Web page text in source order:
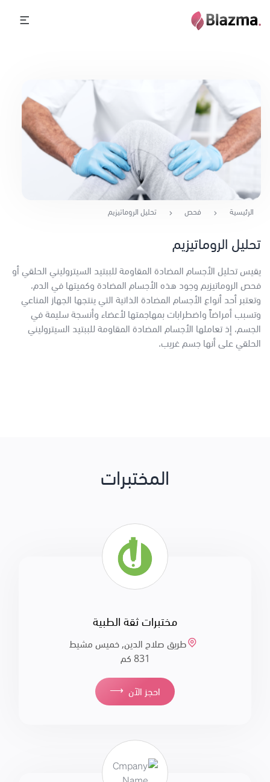
الرئيسية فحص تحليل الروماتيزيم
تحليل الروماتيزيم
يقيس تحليل الأجسام المضادة المقاومة للببتيد السيتروليني الحلقي أو
فحص الروماتيزيم وجود هذه الأجسام المضادة وكميتها في الدم،
وتعتبر أحد أنواع الأجسام المضادة الذاتية التي ينتجها الجهاز المناعي
وتسبب أمراضاً واضطرابات بمهاجمتها لأعضاء وأنسجة سليمة في
الجسم، إذ تعاملها الأجسام المضادة المقاومة للببتيد السيتروليني
الحلقي على أنها جسم غريب.
المختبرات
مختبرات ثقة الطبية
طريق صلاح الدين, خميس مشيط
831 كم
⟶ احجز الآن